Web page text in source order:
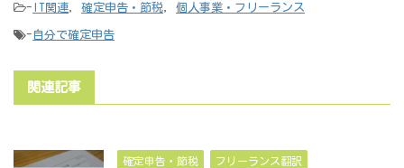
- IT関連, 確定申告・節税, 個人事業・フリーランス
-自分で確定申告
関連記事
確定申告・節税 フリーランス翻訳